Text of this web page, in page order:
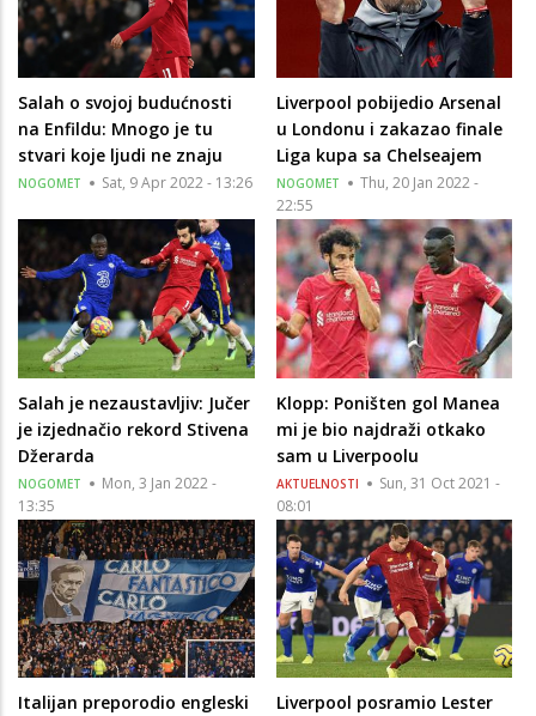
Salah o svojoj budućnosti
na Enfildu: Mnogo je tu
stvari koje ljudi ne znaju
NOGOMET Sat, 9 Apr 2022 - 13:26
Liverpool pobijedio Arsenal
u Londonu i zakazao finale
Liga kupa sa Chelseajem
NOGOMET
Thu, 20 Jan 2022 -
22:55
Salah je nezaustavljiv: Jučer
je izjednačio rekord Stivena
Džerarda
NOGOMET
Mon, 3 Jan 2022 -
13:35
Klopp: Poništen gol Manea
mi je bio najdraži otkako
sam u Liverpoolu
AKTUELNOSTI
Sun, 31 Oct 2021 -
08:01
Italijan preporodio engleski
Liverpool posramio Lester